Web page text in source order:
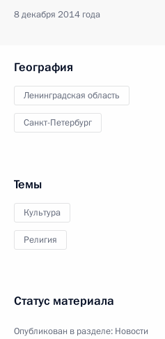
8 декабря 2014 года
География
Ленинградская область
Санкт-Петербург
Темы
Культура
Религия
Статус материала
Опубликован в разделе: Новости